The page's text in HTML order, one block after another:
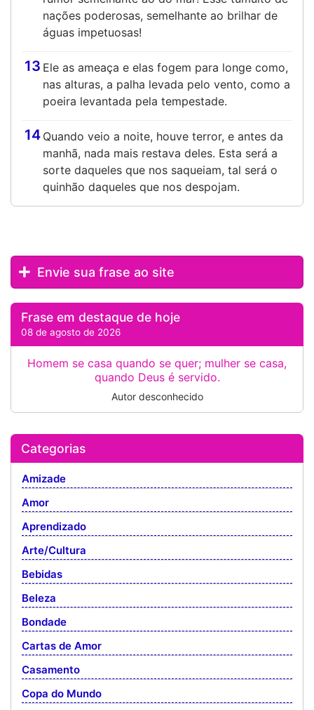
nações poderosas, semelhante ao brilhar de
águas impetuosas!
13 Ele as ameaça e elas fogem para longe como,
nas alturas, a palha levada pelo vento, como a
poeira levantada pela tempestade.
14 Quando veio a noite, houve terror, e antes da
manhã, nada mais restava deles. Esta será a
sorte daqueles que nos saqueiam, tal será o
quinhão daqueles que nos despojam.
Envie sua frase ao site
Frase em destaque de hoje
08 de agosto de 2026
Homem se casa quando se quer; mulher se casa,
quando Deus é servido.
Autor desconhecido
Categorias
Amizade
Amor
Aprendizado
Arte/Cultura
Bebidas
Beleza
Bondade
Cartas de Amor
Casamento
Copa do Mundo